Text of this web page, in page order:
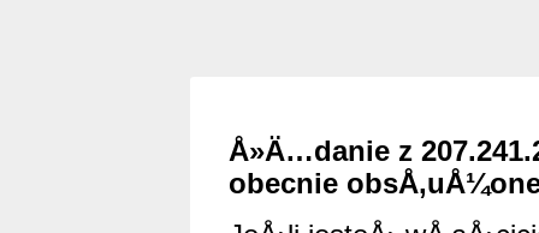
Å»Ä…danie z
obecnie